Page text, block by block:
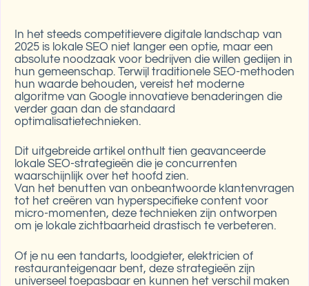
In het steeds competitievere digitale landschap van
2025 is lokale SEO niet langer een optie, maar een
absolute noodzaak voor bedrijven die willen gedijen in
hun gemeenschap. Terwijl traditionele SEO-methoden
hun waarde behouden, vereist het moderne
algoritme van Google innovatieve benaderingen die
verder gaan dan de standaard
optimalisatietechnieken.
Dit uitgebreide artikel onthult tien geavanceerde
lokale SEO-strategieën die je concurrenten
waarschijnlijk over het hoofd zien.
Van het benutten van onbeantwoorde klantenvragen
tot het creëren van hyperspecifieke content voor
micro-momenten, deze technieken zijn ontworpen
om je lokale zichtbaarheid drastisch te verbeteren.
Of je nu een tandarts, loodgieter, elektricien of
restauranteigenaar bent, deze strategieën zijn
universeel toepasbaar en kunnen het verschil maken